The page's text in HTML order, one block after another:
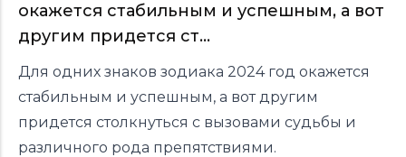
окажется стабильным и успешным, а вот
другим придется ст...
Для одних знаков зодиака 2024 год окажется
стабильным и успешным, а вот другим
придется столкнуться с вызовами судьбы и
различного рода препятствиями.